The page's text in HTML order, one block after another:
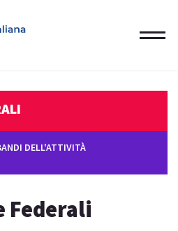
DELL'ATTIVITÀ
Federali